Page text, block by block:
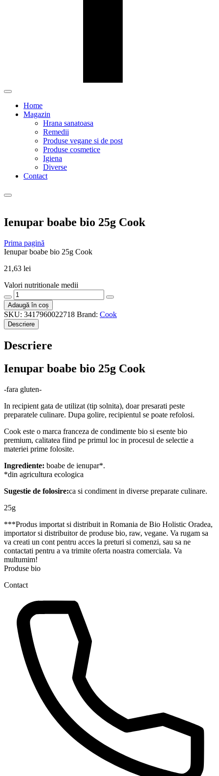
Home
Magazin
Hrana sanatoasa
Remedii
Produse vegane si de post
Produse cosmetice
Igiena
Diverse
Contact
Ienupar boabe bio 25g Cook
Prima pagină
Ienupar boabe bio 25g Cook
21,63 lei
Valori nutritionale medii
Cantitate
Ienupar
boabe
bio
25g
Adaugă în coș
SKU: 3417960022718 Brand: Cook
Descriere
Descriere
Ienupar boabe bio 25g Cook
-fara gluten-
In recipient gata de utilizat (tip solnita), doar presarati peste
preparatele culinare. Dupa golire, recipientul se poate refolosi.
Cook este o marca franceza de condimente bio si esente bio
premium, calitatea fiind pe primul loc in procesul de selectie a
materiei prime folosite.
Ingrediente: boabe de ienupar*.
*din agricultura ecologica
Sugestie de folosire:ca si condiment in diverse preparate culinare.
25g
***Produs importat si distribuit in Romania de Bio Holistic Oradea,
importator si distribuitor de produse bio, raw, vegane. Va rugam sa
va creati un cont pentru acces la preturi si comenzi, sau sa ne
contactati pentru a va trimite oferta noastra comerciala. Va
multumim!
Produse bio
Contact